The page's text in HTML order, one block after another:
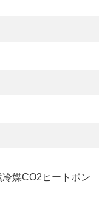
媒CO2ヒートポン